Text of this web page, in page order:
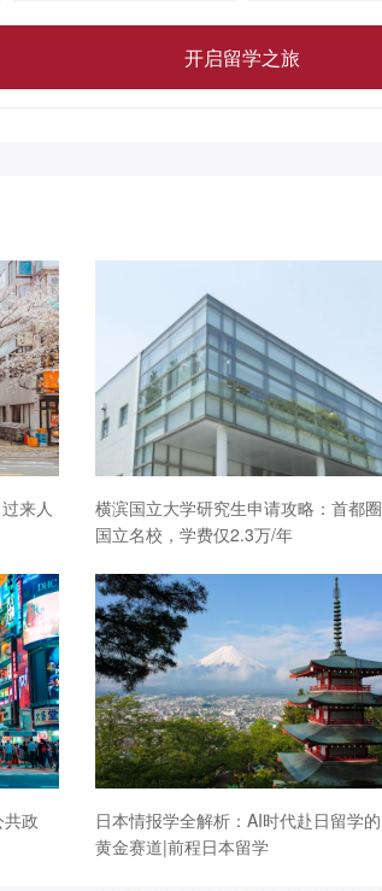
来人
横滨国立大学研究生申请攻略：首都圈
国立名校，学费仅2.3万/年
政
日本情报学全解析：AI时代赴日留学的
黄金赛道|前程日本留学